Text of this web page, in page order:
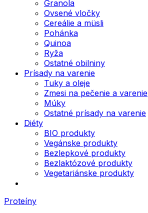
Granola
Ovsené vločky
Cereálie a müsli
Pohánka
Quinoa
Ryža
Ostatné obilniny
Prísady na varenie
Tuky a oleje
Zmesi na pečenie a varenie
Múky
Ostatné prísady na varenie
Diéty
BIO produkty
Vegánske produkty
Bezlepkové produkty
Bezlaktózové produkty
Vegetariánske produkty
Proteíny